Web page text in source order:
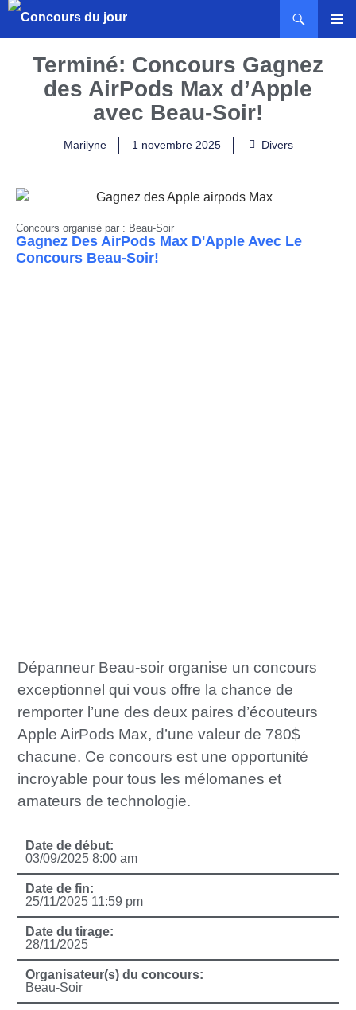
Terminé: Concours Gagnez
des AirPods Max d’Apple
avec Beau-Soir!
Marilyne 1 novembre 2025 Divers
Concours organisé par : Beau-Soir
Gagnez Des AirPods Max D'Apple Avec Le
Concours Beau-Soir!
Dépanneur Beau-soir organise un concours
exceptionnel qui vous offre la chance de
remporter l’une des deux paires d’écouteurs
Apple AirPods Max, d’une valeur de 780$
chacune. Ce concours est une opportunité
incroyable pour tous les mélomanes et
amateurs de technologie.
Date de début:
03/09/2025 8:00 am
Date de fin:
25/11/2025 11:59 pm
Date du tirage:
28/11/2025
Organisateur(s) du concours:
Beau-Soir